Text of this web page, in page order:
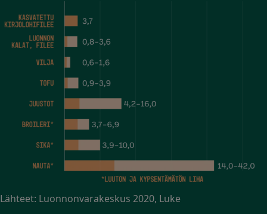
Lähteet: Luonnonvarakeskus 2020, Luke